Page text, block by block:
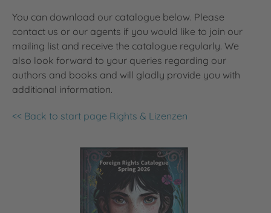
You can download our catalogue below. Please
contact us or our agents if you would like to join our
mailing list and receive the catalogue regularly. We
also look forward to your queries regarding our
authors and books and will gladly provide you with
additional information.
<< Back to start page Rights & Lizenzen